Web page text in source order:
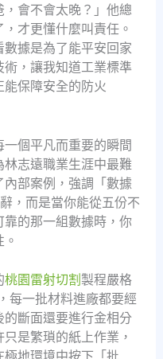
會不會太晚？」他總
才更懂什麼叫責任。
據是為了能平安回家
術，讓我知道工業標準
保障安全的防火
個平凡而重要的瞬間
志遠職業生涯中最難
部案例，強調「數據
，而是當你能從五份不
的那一組數據時，你
桃園雷射切割 製程嚴格
每一批材料進廠都要經
斷面還要進行金相分
是繁瑣的紙上作業，